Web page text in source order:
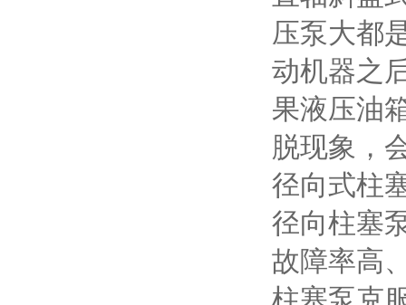
压泵大都
动机器之
果液压油
脱现象，
径向式柱
径向柱塞
故障率高